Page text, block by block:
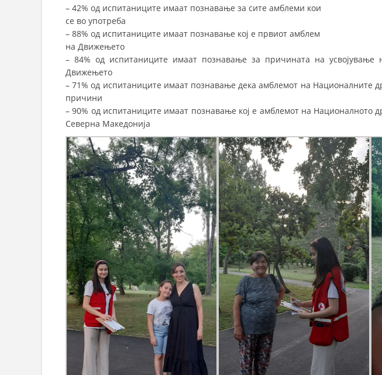
– 42% од испитаниците имаат познавање за сите амблеми кои
се во употреба
– 88% од испитаниците имаат познавање кој е првиот амблем
на Движењето
– 84% од испитаниците имаат познавање за причината на усвојување
Движењето
– 71% од испитаниците имаат познавање дека амблемот на Националните
причини
– 90% од испитаниците имаат познавање кој е амблемот на Националното
Северна Македонија